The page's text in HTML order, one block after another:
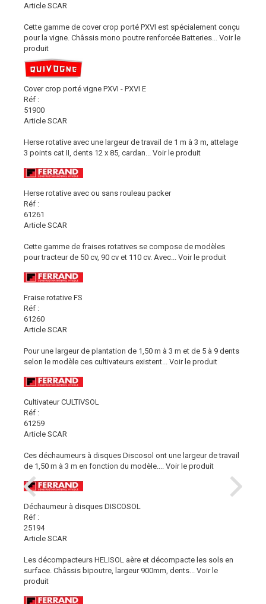
Article SCAR
Cette gamme de cover crop porté PXVI est spécialement conçu
pour la vigne. Châssis mono poutre renforcée Batteries...
Voir le
produit
Cover crop porté vigne PXVI - PXVI E
Réf :
51900
Article SCAR
Herse rotative avec une largeur de travail de 1 m à 3 m, attelage
3 points cat II, dents 12 x 85, cardan...
Voir le produit
Herse rotative avec ou sans rouleau packer
Réf :
61261
Article SCAR
Cette gamme de fraises rotatives se compose de modèles
pour tracteur de 50 cv, 90 cv et 110 cv. Avec...
Voir le produit
Fraise rotative FS
Réf :
61260
Article SCAR
Pour une largeur de plantation de 1,50 m à 3 m et de 5 à 9 dents
selon le modèle ces cultivateurs existent...
Voir le produit
Cultivateur CULTIVSOL
Réf :
61259
Article SCAR
Ces déchaumeurs à disques Discosol ont une largeur de travail
de 1,50 m à 3 m en fonction du modèle....
Voir le produit
Déchaumeur à disques DISCOSOL
Réf :
25194
Article SCAR
Les décompacteurs HELISOL aère et décompacte les sols en
surface. Châssis bipoutre, largeur 900mm, dents...
Voir le
produit